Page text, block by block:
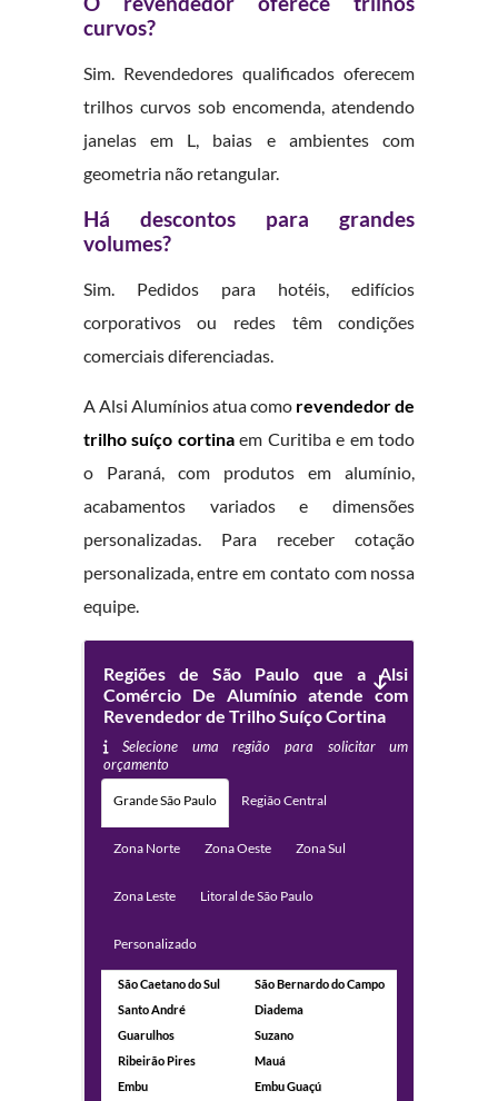
curvos?
Sim. Revendedores qualificados oferecem
trilhos curvos sob encomenda, atendendo
janelas em L, baias e ambientes com
geometria não retangular.
Há descontos para grandes
volumes?
Sim. Pedidos para hotéis, edifícios
corporativos ou redes têm condições
comerciais diferenciadas.
A Alsi Alumínios atua como revendedor de
trilho suíço cortinaem Curitiba e em todo
o Paraná, com produtos em alumínio,
acabamentos variados e dimensões
personalizadas. Para receber cotação
personalizada, entre em contato com nossa
equipe.
Regiões de São Paulo que a Alsi
Comércio De Alumínio atende com
Revendedor de Trilho Suíço Cortina
Selecione uma região para solicitar um
orçamento
Grande São Paulo Região Central
Zona Norte Zona Oeste Zona Sul
Zona Leste Litoral de São Paulo
Personalizado
São Caetano do Sul
São Bernardo do Campo
Santo André
Diadema
Guarulhos
Suzano
Ribeirão Pires
Mauá
Embu
Embu Guaçú